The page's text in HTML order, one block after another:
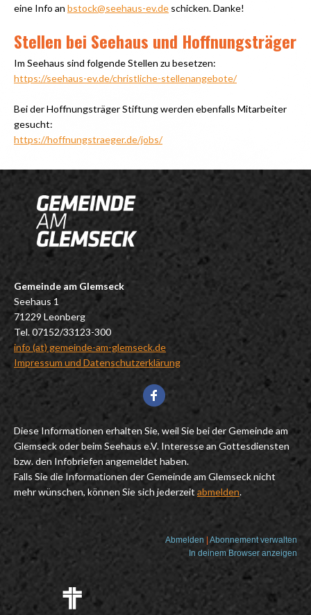
eine Info an bstock@seehaus-ev.de schicken. Danke!
Stellen bei Seehaus und Hoffnungsträger
Im Seehaus sind folgende Stellen zu besetzen:
https://seehaus-ev.de/christliche-stellenangebote/
Bei der Hoffnungsträger Stiftung werden ebenfalls Mitarbeiter
gesucht:
https://hoffnungstraeger.de/jobs/
Gemeinde am Glemseck
Seehaus 1
71229 Leonberg
Tel. 07152/33123-300
info (at) gemeinde-am-glemseck.de
Impressum und Datenschutzerklärung
Diese Informationen erhalten Sie, weil Sie bei der Gemeinde am
Glemseck oder beim Seehaus e.V. Interesse an Gottesdiensten
bzw. den Infobriefen angemeldet haben.
Falls Sie die Informationen der Gemeinde am Glemseck nicht
mehr wünschen, können Sie sich jederzeit abmelden.
Abmelden
Abonnement verwalten
In deinem Browser anzeigen